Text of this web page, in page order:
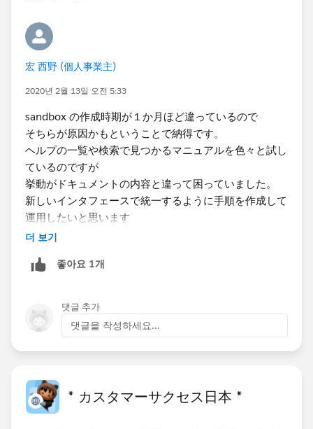
宏 西野 (個人事業主)
2020년 2월 13일 오전 5:33
sandbox の作成時期が１か月ほど違っているので
そちらが原因かもということで納得です。
ヘルプの一覧や検索で見つかるマニュアルを色々と試し
ているのですが
挙動がドキュメントの内容と違って困っていました。
新しいインタフェースで統一するように手順を作成して
運用したいと思います
助言ありがとうございました
더 보기
좋아요 1개
댓글 추가
댓글을 작성하세요...
* カスタマーサクセス日本 *